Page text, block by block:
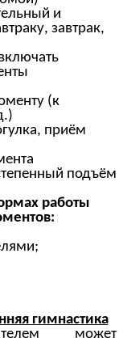
и
завтрак,
(к
приём
подъём
работы
гимнастика
может